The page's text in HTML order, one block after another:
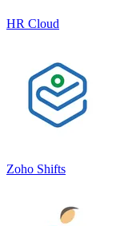
HR Cloud
Zoho Shifts